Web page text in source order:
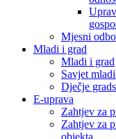
Mjesni
Mladi i grad
Mladi i grad
Savjet
Dječje
E-uprava
Zahtjev za
Zahtjev za
objekta